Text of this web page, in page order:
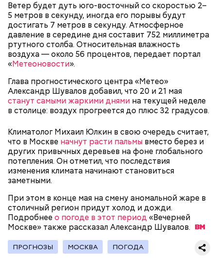
Ветер будет дуть юго-восточный со скоростью 2–
5 метров в секунду, иногда его порывы будут
достигать 7 метров в секунду. Атмосферное
давление в середине дня составит 752 миллиметра
ртутного столба. Относительная влажность
воздуха — около 56 процентов, передает портал
«Метеоновости».
Глава прогностического центра «Метео»
Александр Шувалов добавил, что 20 и 21 мая
станут самыми жаркими днями на текущей неделе
в столице: воздух прогреется до плюс 32 градусов.
Климатолог Михаил Юлкин в свою очередь считает,
что в Москве начнут расти пальмы вместо берез и
других привычных деревьев на фоне глобального
потепления. Он отметил, что последствия
изменения климата начинают становиться
заметными.
При этом в конце мая на смену аномальной жаре в
столичный регион придут холод и дожди.
Подробнее о погоде в этот период«Вечерней
Москве» также рассказал Александр Шувалов.
ПРОГНОЗЫ МОСКВА ПОГОДА
— То, что вы видите, — не пререндеренный ролик.
Это не просто «картинка на стене». Это
интерактивная среда. Она живая. Система зависит
от положения камеры. Поворачиваете объектив —
фон поворачивается вместе с вами. Наклоняете —
меняется перспектива. Это и есть виртуальный
продакшен, — говорит он.
деятельности — проверка оплаты проезда
контролерами. Как правильно оплачивать поездку
в транспорте?
— Каждую поездку нужно оплачивать сразу при
входе в транспорт. Это установлено пунктом 5.1
Правил пользования наземным транспортом.
Именно так фиксируется оплата и поездка
становится зас трахов анной. Оплатить можно
«Тройкой», банковской картой, QR-кодом через
приложение «Метро Москвы». Обязательно
дождитесь зеленой галочки.